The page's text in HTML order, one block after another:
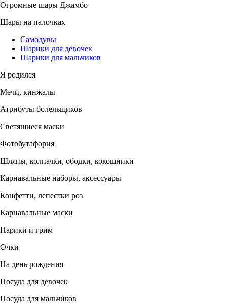
Огромные шары Джамбо
Шары на палочках
Самодувы
Шарики для девочек
Шарики для мальчиков
Я родился
Мечи, кинжалы
Атрибуты болельщиков
Светящиеся маски
Фотобутафория
Шляпы, колпачки, ободки, кокошники
Карнавальные наборы, аксессуары
Конфетти, лепестки роз
Карнавальные маски
Парики и грим
Очки
На день рождения
Посуда для девочек
Посуда для мальчиков